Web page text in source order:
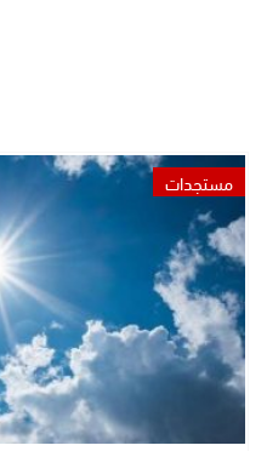
مستجدات